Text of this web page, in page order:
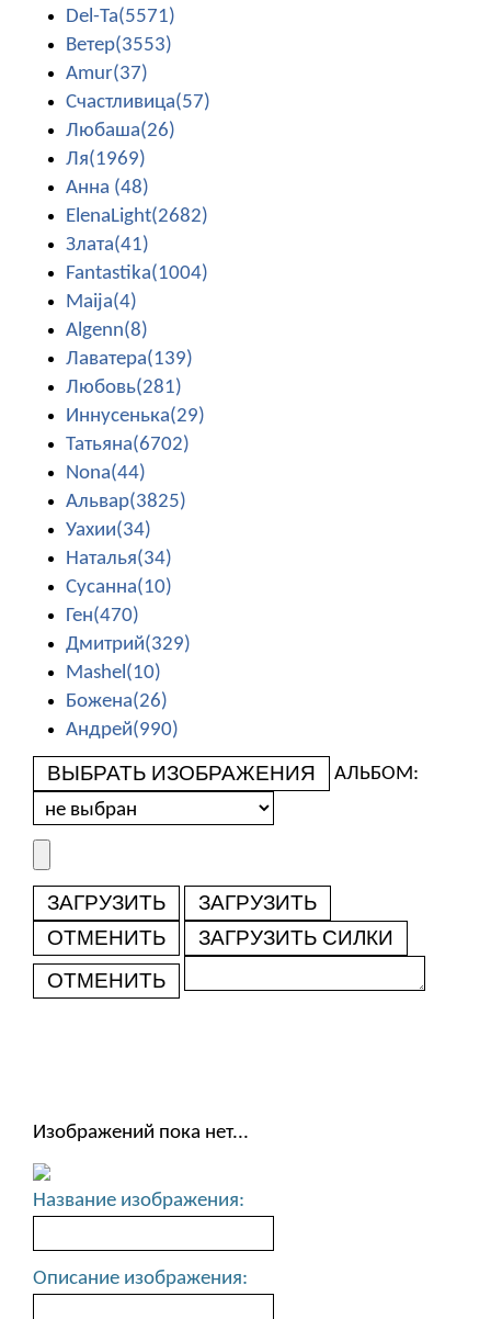
Del-Ta(5571)
Ветер(3553)
Amur(37)
Счастливица(57)
Любаша(26)
Ля(1969)
Анна (48)
ElenaLight(2682)
Злата(41)
Fantastika(1004)
Maija(4)
Algenn(8)
Лаватера(139)
Любовь(281)
Иннусенька(29)
Татьяна(6702)
Nona(44)
Альвар(3825)
Уахии(34)
Наталья(34)
Сусанна(10)
Ген(470)
Дмитрий(329)
Mashel(10)
Божена(26)
Андрей(990)
ВЫБРАТЬ ИЗОБРАЖЕНИЯ АЛЬБОМ:
ЗАГРУЗИТЬ
ЗАГРУЗИТЬ
ОТМЕНИТЬ
ЗАГРУЗИТЬ СИЛКИ
ОТМЕНИТЬ
Изображений пока нет...
Название изображения:
Описание изображения: